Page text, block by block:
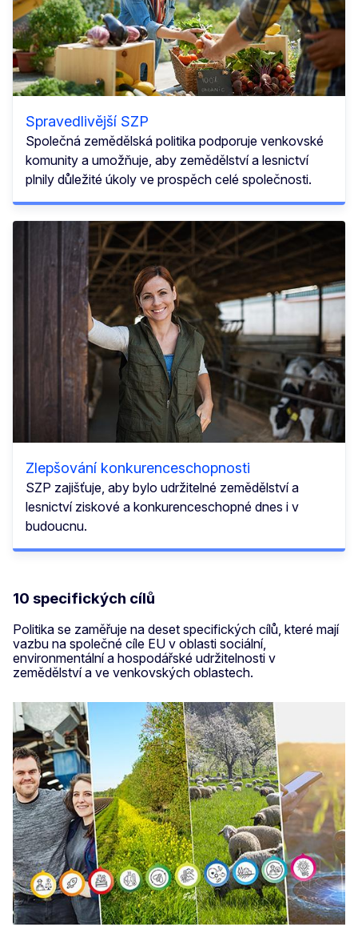
Spravedlivější SZP
Společná zemědělská politika podporuje venkovské
komunity a umožňuje, aby zemědělství a lesnictví
plnily důležité úkoly ve prospěch celé společnosti.
Zlepšování konkurenceschopnosti
SZP zajišťuje, aby bylo udržitelné zemědělství a
lesnictví ziskové a konkurenceschopné dnes i v
budoucnu.
10 specifických cílů
Politika se zaměřuje na deset specifických cílů, které mají
vazbu na společné cíle EU v oblasti sociální,
environmentální a hospodářské udržitelnosti v
zemědělství a ve venkovských oblastech.